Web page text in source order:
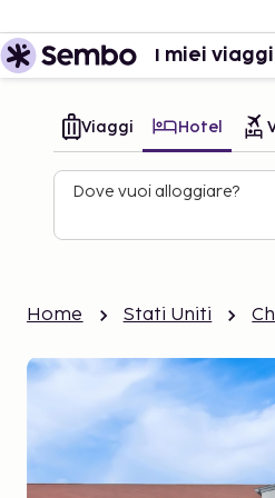
I miei viaggi
Viaggi Hotel
Dove vuoi alloggiare?
Home Stati Uniti